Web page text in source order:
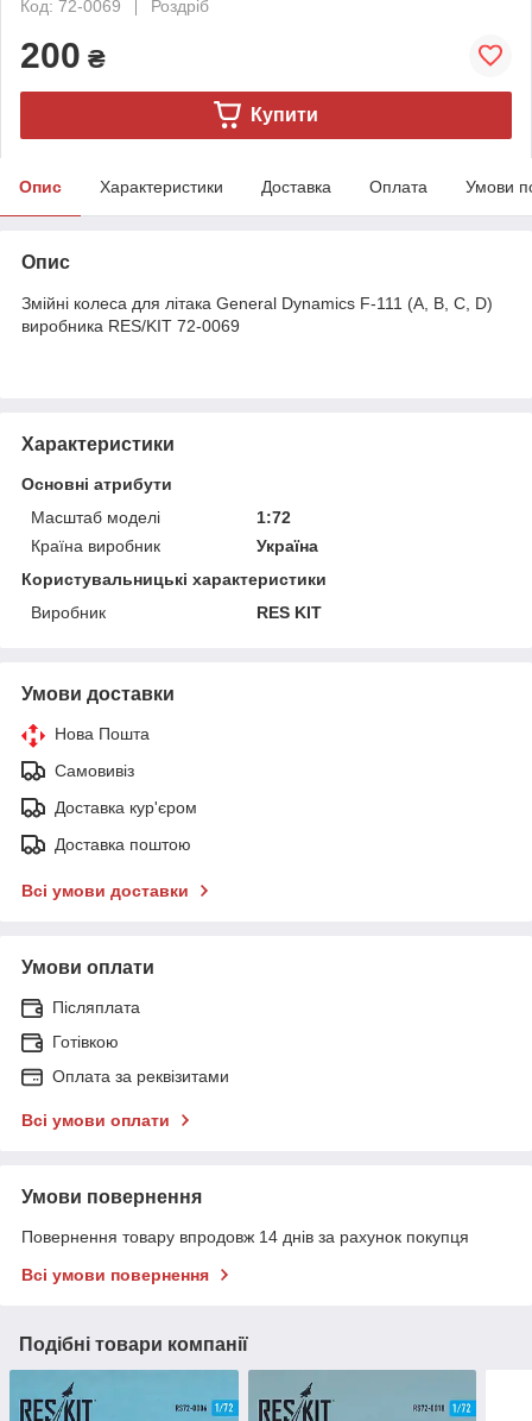
Код: 72-0069
Роздріб
200 ₴
Купити
Опис Характеристики Доставка Оплата Умови
Опис
Змійні колеса для літака General Dynamics F-111 (A, B, C, D)
виробника RES/KIT 72-0069
Характеристики
Основні атрибути
Масштаб моделі
1:72
Країна виробник
Україна
Користувальницькі характеристики
Виробник
RES KIT
Умови доставки
Нова Пошта
Самовивіз
Доставка кур'єром
Доставка поштою
Всі умови доставки
Умови оплати
Післяплата
Готівкою
Оплата за реквізитами
Всі умови оплати
Умови повернення
Повернення товару впродовж 14 днів за рахунок покупця
Всі умови повернення
Подібні товари компанії